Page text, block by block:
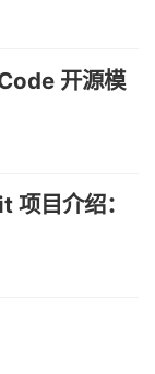
开源模
目介绍：